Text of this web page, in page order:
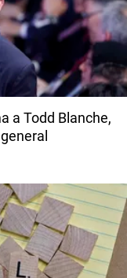
a Todd Blanche,